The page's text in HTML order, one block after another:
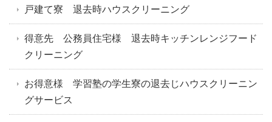
戸建て寮 退去時ハウスクリーニング
得意先 公務員住宅様 退去時キッチンレンジフード
クリーニング
お得意様 学習塾の学生寮の退去じハウスクリーニン
グサービス